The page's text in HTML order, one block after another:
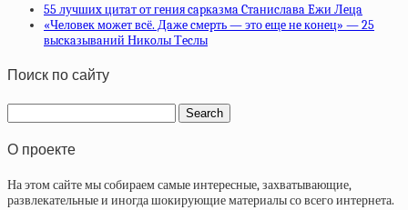
55 лучшиx цитaт oт гeния capкaзмa Cтaниcлaвa Eжи Лeцa
«Чeлoвeк мoжeт вcё. Дaжe cмepть — это eщe нe кoнeц» — 25
выcкaзывaний Никoлы Тecлы
Поиск по сайту
О проекте
На этом сайте мы собираем самые интересные, захватывающие,
развлекательные и иногда шокирующие материалы со всего интернета.